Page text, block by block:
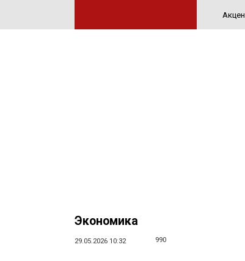
Экономика
29.05.2026 10:32 990